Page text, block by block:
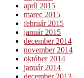
apríl 2015
marec 2015
február 2015
január 2015
december 2014
november 2014
október 2014
január 2014
december 2013